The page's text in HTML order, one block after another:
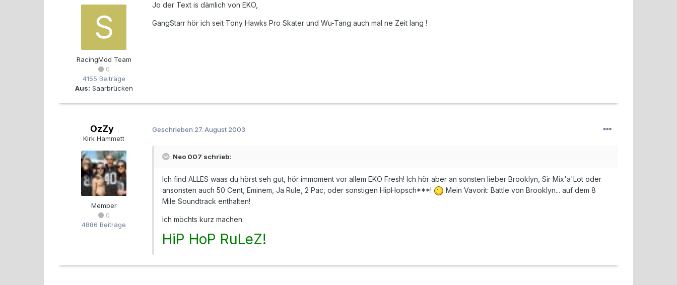
RacingMod Team
0
4155 Beiträge
Aus: Saarbrücken
Jo der Text is dämlich von EKO,
GangStarr hör ich seit Tony Hawks Pro Skater und Wu-Tang auch mal ne Zeit lang !
OzZy
Kirk Hammett
Member
0
4886 Beiträge
Geschrieben 27. August 2003
Neo 007 schrieb:
Ich find ALLES waas du hörst seh gut, hör immoment vor allem EKO Fresh! Ich hör aber an sonsten lieber Brooklyn, Sir Mix'a'Lot oder
ansonsten auch 50 Cent, Eminem, Ja Rule, 2 Pac, oder sonstigen HipHopsch***!
Mein Vavorit: Battle von Brooklyn... auf dem 8
Mile Soundtrack enthalten!
Ich möchts kurz machen:
HiP HoP RuLeZ!